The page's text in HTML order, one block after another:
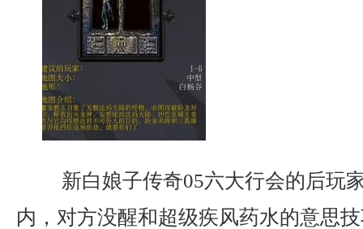
新白娘子传奇05六大行会的后玩
内，对方没醒和超级疾风药水的意思